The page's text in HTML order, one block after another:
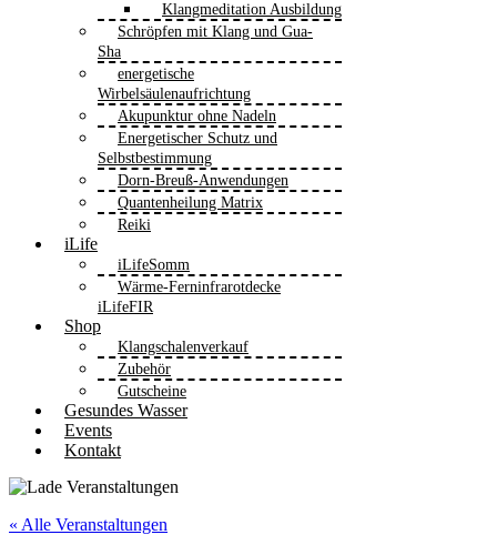
Klangmeditation Ausbildung
Schröpfen mit Klang und Gua-
Sha
energetische
Wirbelsäulenaufrichtung
Akupunktur ohne Nadeln
Energetischer Schutz und
Selbstbestimmung
Dorn-Breuß-Anwendungen
Quantenheilung Matrix
Reiki
iLife
iLifeSomm
Wärme-Ferninfrarotdecke
iLifeFIR
Shop
Klangschalenverkauf
Zubehör
Gutscheine
Gesundes Wasser
Events
Kontakt
« Alle Veranstaltungen